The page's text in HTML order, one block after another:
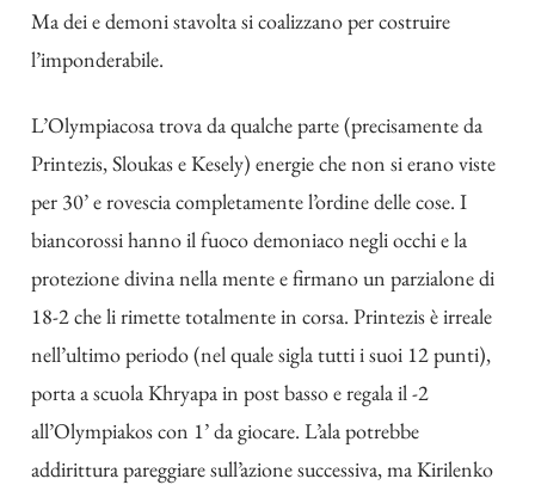
Ma dei e demoni stavolta si coalizzano per costruire
l’imponderabile.
L’Olympiacosa trova da qualche parte (precisamente da
Printezis, Sloukas e Kesely) energie che non si erano viste
per 30’ e rovescia completamente l’ordine delle cose. I
biancorossi hanno il fuoco demoniaco negli occhi e la
protezione divina nella mente e firmano un parzialone di
18-2 che li rimette totalmente in corsa. Printezis è irreale
nell’ultimo periodo (nel quale sigla tutti i suoi 12 punti),
porta a scuola Khryapa in post basso e regala il -2
all’Olympiakos con 1’ da giocare. L’ala potrebbe
addirittura pareggiare sull’azione successiva, ma Kirilenko